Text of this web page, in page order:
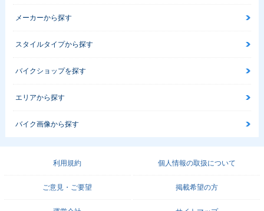
メーカーから探す
スタイルタイプから探す
バイクショップを探す
エリアから探す
バイク画像から探す
利用規約 個人情報の取扱について
ご意見・ご要望 掲載希望の方